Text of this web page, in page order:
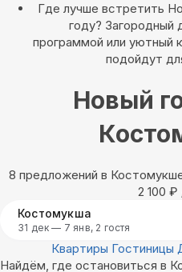
Где лучше встретить
году? Загородный
программой или уютный
подойдут
Новый
8 предложений в
2 100 ₽
Костомукша
31 дек — 7 янв, 2 гостя
Квартиры Гостиницы
Найдём, где остановиться в